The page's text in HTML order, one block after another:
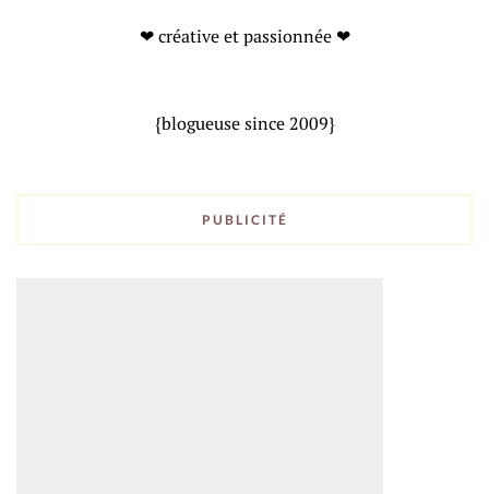
❤ créative et passionnée ❤
{blogueuse since 2009}
PUBLICITÉ